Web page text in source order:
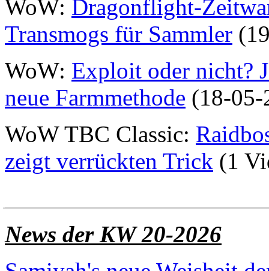
WoW: Dragonflight-
Transmogs für Sammler
WoW: Exploit oder nicht?
neue Farmmethode (18-05-
WoW TBC Classic:
zeigt verrückten Trick (1
News der KW 20-2026